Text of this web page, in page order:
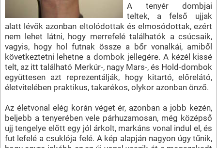
A tenyér dombjai
teltek, a felső ujjak
alatt lévők azonban eltolódottak és elmosódottak, ezért
nem lehet látni, hogy merrefelé találhatók a csúcsaik,
vagyis, hogy hol futnak össze a bőr vonalkái, amiből
következtetni lehetne a dombok jellegére. A kézél kissé
telt, az itt található Merkúr-, nagy Mars-, és Hold-dombok
együttesen azt reprezentálják, hogy kitartó, előrelátó,
életvitelében praktikus, takarékos, olykor azonban önző.
Az életvonal elég korán véget ér, azonban a jobb kezén,
beljebb a tenyerében vele párhuzamosan, még középső
ujj tengelye előtt egy jól árkolt, markáns vonal indul el, és
fut lefelé a csuklója felé. A kép alapján nagyon úgy tűnik,